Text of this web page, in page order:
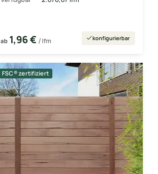
ab 1,96 € / lfm konfigurierbar
FSC® zertifiziert